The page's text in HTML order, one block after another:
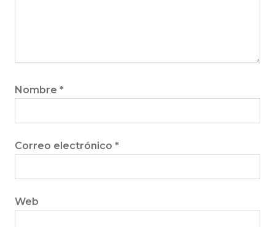
Nombre *
Correo electrónico *
Web